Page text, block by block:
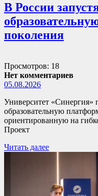
В России
поколения
Просмотров: 18
Нет комментариев
05.08.2026
Университет «Синергия»
образовательную
ориентированную на
Проект
Читать далее